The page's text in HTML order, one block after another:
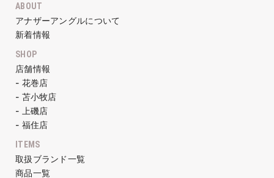
ABOUT
アナザーアングルについて
新着情報
SHOP
店舗情報
- 花巻店
- 苫小牧店
- 上磯店
- 福住店
ITEMS
取扱ブランド一覧
商品一覧